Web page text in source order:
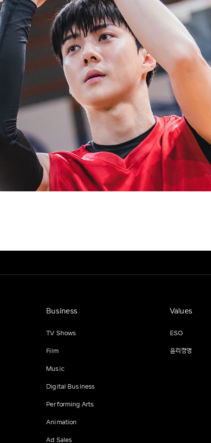
Business
TV Shows
Film
Music
Digital Business
Performing Arts
Animation
Ad Sales
Values
ESG
윤리경영